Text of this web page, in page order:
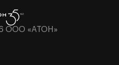
ООО «АТОН»